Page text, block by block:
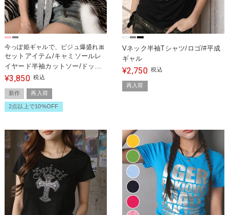
今っぽ姫ギャルで、ビジュ爆盛れ🎀
セットアイテム/キャミソールレ
イヤード半袖カットソー/ドット/
カップ付き/姫ギャル/#平成ギャ
ル
¥3,850 税込
新作 再入荷
2点以上で10%OFF
Vネック半袖Tシャツ/ロゴ/#平成
ギャル
¥2,750 税込
再入荷